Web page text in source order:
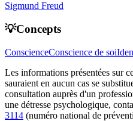
Sigmund Freud
💡Concepts
ConscienceConscience de soi
Les informations présentées sur
sauraient en aucun cas se
consultation auprès d'un
une détresse psychologique,
3114 (numéro national de